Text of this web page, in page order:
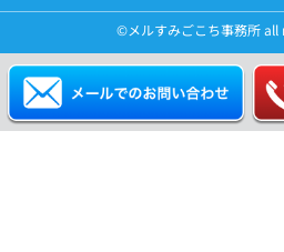
©️メルすみごこち事務所